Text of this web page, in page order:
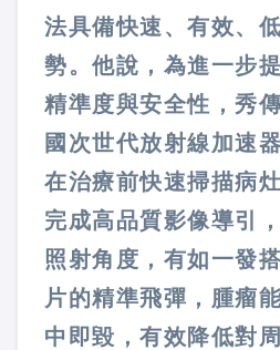
法具備快速、有效、
勢。他說，為進一步
精準度與安全性，秀
國次世代放射線加速
在治療前快速掃描病
完成高品質影像導引
照射角度，有如一發
片的精準飛彈，腫瘤
中即毀，有效降低對